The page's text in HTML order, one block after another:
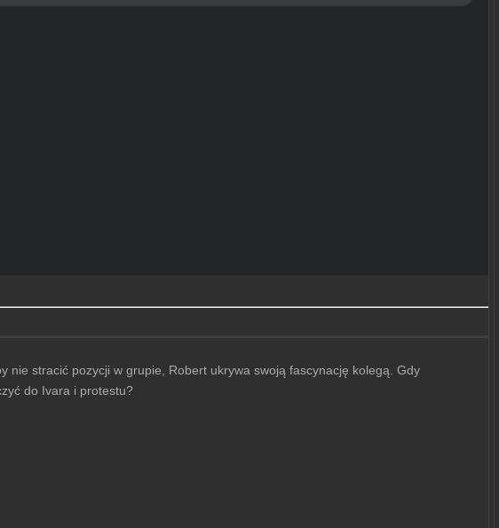
nie stracić pozycji w grupie, Robert ukrywa swoją fascynację kolegą. Gdy
do Ivara i protestu?